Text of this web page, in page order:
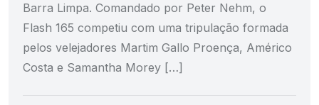
Barra Limpa. Comandado por Peter Nehm, o
Flash 165 competiu com uma tripulação formada
pelos velejadores Martim Gallo Proença, Américo
Costa e Samantha Morey […]